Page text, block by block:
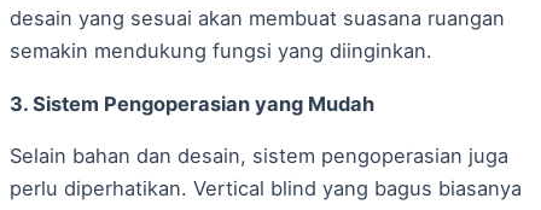
desain yang sesuai akan membuat suasana ruangan
semakin mendukung fungsi yang diinginkan.
3. Sistem Pengoperasian yang Mudah
Selain bahan dan desain, sistem pengoperasian juga
perlu diperhatikan. Vertical blind yang bagus biasanya